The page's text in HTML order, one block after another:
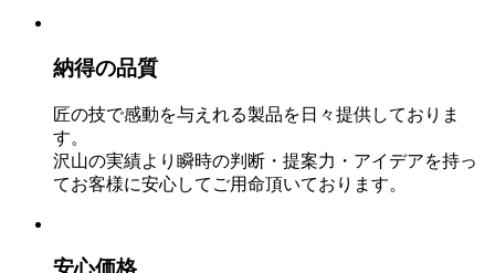
納得の品質
匠の技で感動を与えれる製品を日々提供しておりま
す。
沢山の実績より瞬時の判断・提案力・アイデアを持っ
てお客様に安心してご用命頂いております。